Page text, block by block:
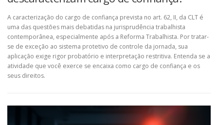
A caracterização do cargo de confiança prevista no art. 62, II, da CLT é
uma das questões mais debatidas na jurisprudência trabalhista
contemporânea, especialmente após a Reforma Trabalhista. Por tratar-
se de exceção ao sistema protetivo de controle da jornada, sua
aplicação exige rigor probatório e interpretação restritiva. Entenda se a
atividade que você exerce se encaixa como cargo de confiança e os
seus direitos.